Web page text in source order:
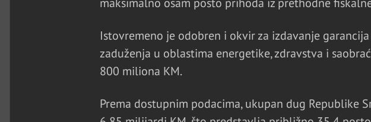
Istovremeno je odobren i okvir za izdavanje
zaduženja u oblastima energetike, zdravstva i
800 miliona KM.
Prema dostupnim podacima, ukupan dug Republike